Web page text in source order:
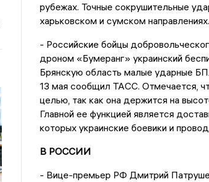
рубежах. Точные сокрушительные
харьковском и сумском направлениях.
- Российские бойцы
дроном «Бумеранг» украинский
Брянскую область малые ударные
13 мая сообщил ТАСС. Отмечается,
целью, так как она держится на
Главной ее функцией является
которых украинские боевики и
В РОССИИ
- Вице-премьер РФ Дмитрий